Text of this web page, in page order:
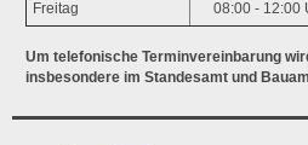
Freitag 08:00 - 12:00
Um telefonische Terminvereinbarung
insbesondere im Standesamt und